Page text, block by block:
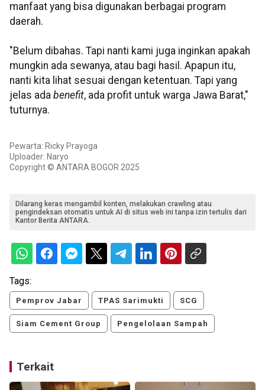
manfaat yang bisa digunakan berbagai program
daerah.
"Belum dibahas. Tapi nanti kami juga inginkan apakah
mungkin ada sewanya, atau bagi hasil. Apapun itu,
nanti kita lihat sesuai dengan ketentuan. Tapi yang
jelas ada benefit, ada profit untuk warga Jawa Barat,"
tuturnya.
Pewarta: Ricky Prayoga
Uploader: Naryo
Copyright © ANTARA BOGOR 2025
Dilarang keras mengambil konten, melakukan crawling atau
pengindeksan otomatis untuk AI di situs web ini tanpa izin tertulis dari
Kantor Berita ANTARA.
Tags:
Pemprov Jabar TPAS Sarimukti SCG
Siam Cement Group Pengelolaan Sampah
Terkait